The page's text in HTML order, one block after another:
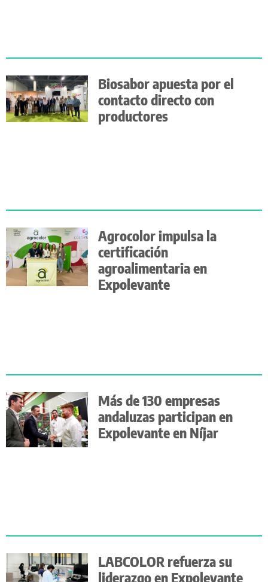
Biosabor apuesta por el
contacto directo con
productores
Agrocolor impulsa la
certificación
agroalimentaria en
Expolevante
Más de 130 empresas
andaluzas participan en
Expolevante en Níjar
LABCOLOR refuerza su
liderazgo en Expolevante